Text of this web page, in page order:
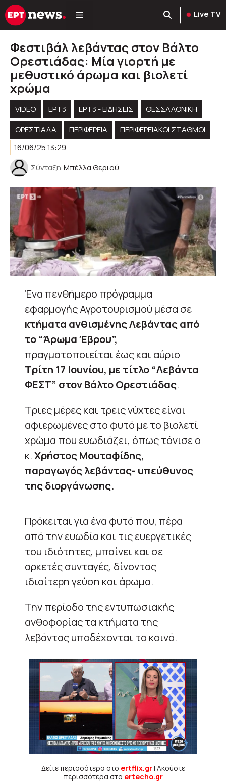
Μετάβαση
σε
Live TV
Φεστιβάλ λεβάντας στον Βάλτο
Ορεστιάδας: Μία γιορτή με
μεθυστικό άρωμα και βιολετί
χρώμα
VIDEO ΕΡΤ3 ΕΡΤ3 - ΕΙΔΉΣΕΙΣ
ΘΕΣΣΑΛΟΝΙΚΗ
ΟΡΕΣΤΙΑΔΑ
ΠΕΡΙΦΈΡΕΙΑ
ΠΕΡΙΦΕΡΕΙΑΚΟΊ ΣΤΑΘΜΟΊ
16/06/25 13:29
Σύνταξη Μπέλλα Θεριού
Ένα πενθήμερο πρόγραμμα
εφαρμογής Αγροτουρισμού μέσα σε
κτήματα ανθισμένης Λεβάντας από
το “Άρωμα Έβρου”,
πραγματοποιείται έως και αύριο
Τρίτη 17 Ιουνίου, με τίτλο “Λεβάντα
ΦΕΣΤ” στον Βάλτο Ορεστιάδας.
Τριες μέρες και τρεις νύχτες είναι
αφιερωμένες στο φυτό με το βιολετί
χρώμα που ευωδιάζει, όπως τόνισε ο
κ.Χρήστος Μουταφίδης,
παραγωγός λεβάντας- υπεύθυνος
της διοργάνωσης.
Πρόκειται για ένα φυτό που, πέρα
από την ευωδία και τις ευεργετικές
του ιδιότητες, μπαίνει και σε
αρκετές συνταγές, δίνοντας
ιδιαίτερη γεύση και άρωμα.
Την περίοδο της εντυπωσιακής
ανθοφορίας τα κτήματα της
λεβάντας υποδέχονται το κοινό.
Δείτε περισσότερα στο ertflix.gr| Ακούστε
περισσότερα στο ertecho.gr